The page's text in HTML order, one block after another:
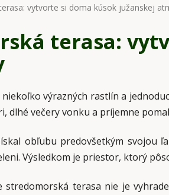
vytvorte si doma kúsok južanskej
terasa:
výrazných rastlín a
dlhé večery vonku a príjemne
obľubu predovšetkým svojou
Výsledkom je priestor, ktorý
stredomorská terasa nie je